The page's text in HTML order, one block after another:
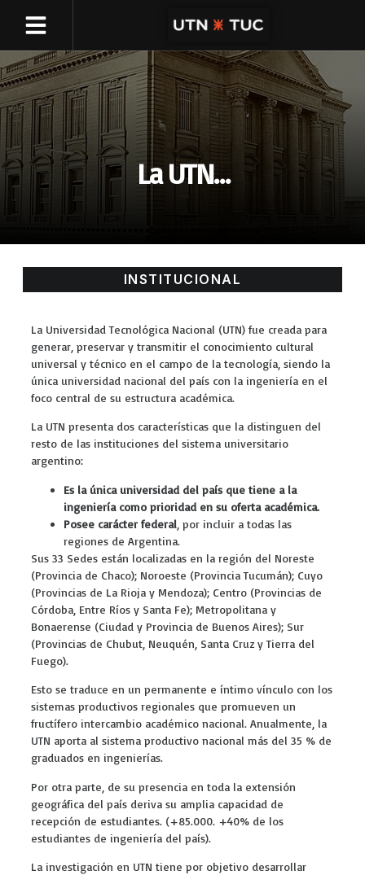
La UTN…
INSTITUCIONAL
La Universidad Tecnológica Nacional (UTN) fue creada para
generar, preservar y transmitir el conocimiento cultural
universal y técnico en el campo de la tecnología, siendo la
única universidad nacional del país con la ingeniería en el
foco central de su estructura académica.
La UTN presenta dos características que la distinguen del
resto de las instituciones del sistema universitario
argentino:
Es la única universidad del país que tiene a la
ingeniería como prioridad en su oferta académica.
Posee carácter federal , por incluir a todas las
regiones de Argentina.
Sus 33 Sedes están localizadas en la región del Noreste
(Provincia de Chaco); Noroeste (Provincia Tucumán); Cuyo
(Provincias de La Rioja y Mendoza); Centro (Provincias de
Córdoba, Entre Ríos y Santa Fe); Metropolitana y
Bonaerense (Ciudad y Provincia de Buenos Aires); Sur
(Provincias de Chubut, Neuquén, Santa Cruz y Tierra del
Fuego).
Esto se traduce en un permanente e íntimo vínculo con los
sistemas productivos regionales que promueven un
fructífero intercambio académico nacional. Anualmente, la
UTN aporta al sistema productivo nacional más del 35 % de
graduados en ingenierías.
Por otra parte, de su presencia en toda la extensión
geográfica del país deriva su amplia capacidad de
recepción de estudiantes. (+85.000. +40% de los
estudiantes de ingeniería del país).
La investigación en UTN tiene por objetivo desarrollar